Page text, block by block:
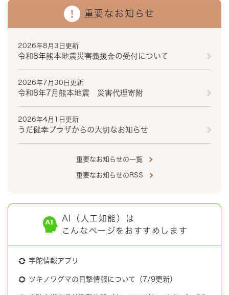
重要なお知らせ
2026年8月3日更新
令和8年熊本地震災害義援金の受付について
2026年7月30日更新
令和8年7月熊本地震 災害代理寄附
2026年4月1日更新
うだ健幸プラザからの大切なお知らせ
重要なお知らせの一覧
重要なお知らせのRSS
AI（人工知能）は
こんなページをおすすめします
宇陀情報アプリ
ツキノワグマの目撃情報について（7/9更新）